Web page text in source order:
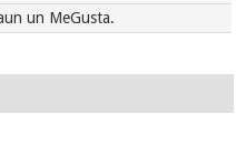
un MeGusta.